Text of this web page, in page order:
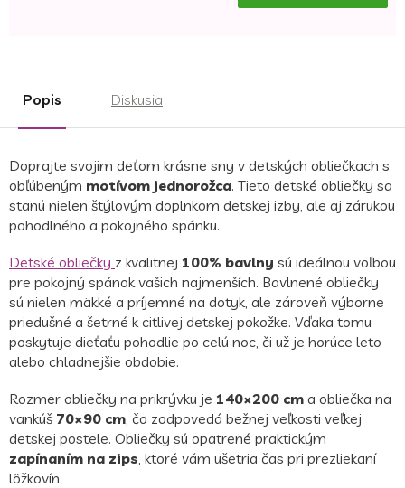
Popis Diskusia
Doprajte svojim deťom krásne sny v detských obliečkach s
obľúbeným motívom jednorožca. Tieto detské obliečky sa
stanú nielen štýlovým doplnkom detskej izby, ale aj zárukou
pohodlného a pokojného spánku.
Detské obliečky z kvalitnej 100% bavlny sú ideálnou voľbou
pre pokojný spánok vašich najmenších. Bavlnené obliečky
sú nielen mäkké a príjemné na dotyk, ale zároveň výborne
priedušné a šetrné k citlivej detskej pokožke. Vďaka tomu
poskytuje dieťaťu pohodlie po celú noc, či už je horúce leto
alebo chladnejšie obdobie.
Rozmer obliečky na prikrývku je 140×200 cm a obliečka na
vankúš 70×90 cm , čo zodpovedá bežnej veľkosti veľkej
detskej postele. Obliečky sú opatrené praktickým
zapínaním na zips , ktoré vám ušetria čas pri prezliekaní
lôžkovín.